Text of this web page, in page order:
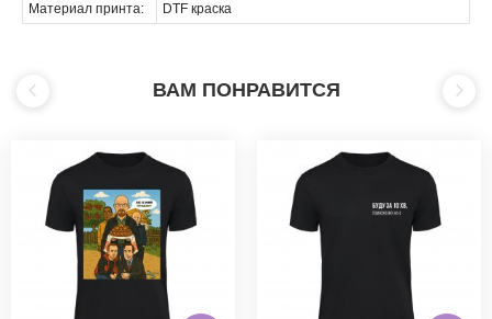
Материал принта:
DTF краска
ВАМ ПОНРАВИТСЯ